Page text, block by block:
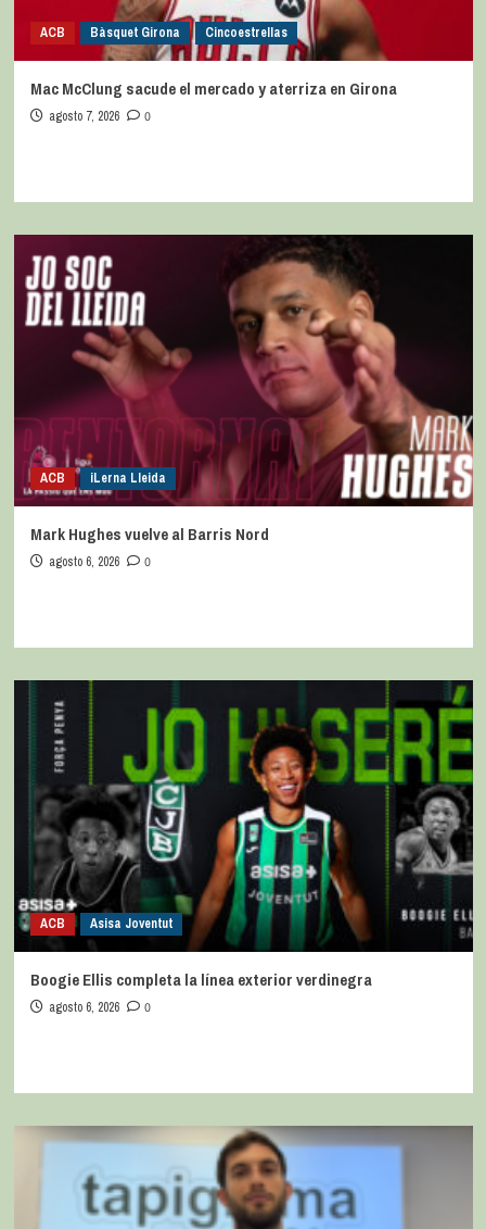
ACB Bàsquet Girona Cincoestrellas
Mac McClung sacude el mercado y aterriza en Girona
agosto 7, 2026 0
ACB iLerna Lleida
Mark Hughes vuelve al Barris Nord
agosto 6, 2026 0
ACB Asisa Joventut
Boogie Ellis completa la línea exterior verdinegra
agosto 6, 2026 0